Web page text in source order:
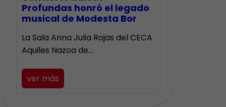
Profundas honró el legado
musical de Modesta Bor
La Sala Anna Julia Rojas del CECA
Aquiles Nazoa de…
ver más